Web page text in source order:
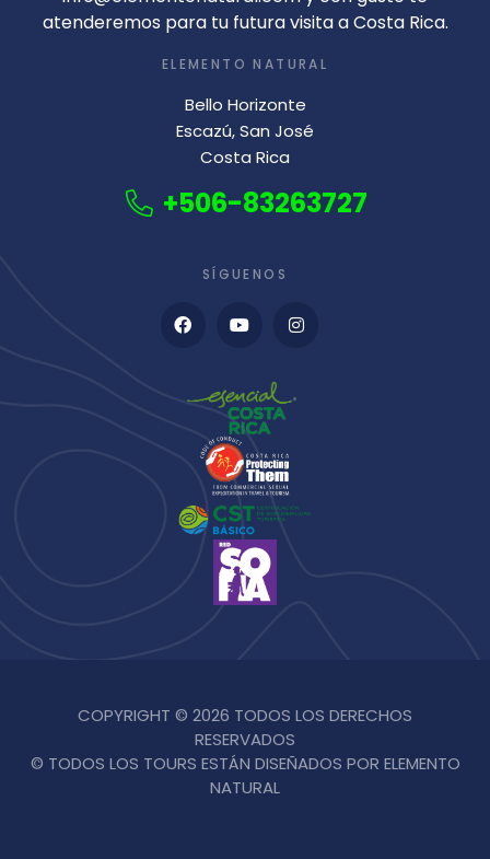
atenderemos para tu futura visita a Costa Rica.
ELEMENTO NATURAL
Bello Horizonte
Escazú, San José
Costa Rica
+506-83263727
SÍGUENOS
COPYRIGHT © 2026 TODOS LOS DERECHOS
RESERVADOS
© TODOS LOS TOURS ESTÁN DISEÑADOS POR ELEMENTO
NATURAL